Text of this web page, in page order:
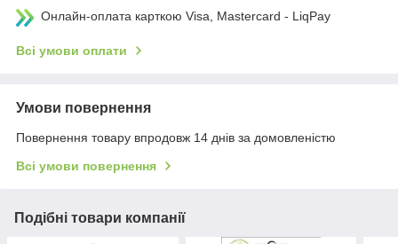
Онлайн-оплата карткою Visa, Mastercard - LiqPay
Всі умови оплати
Умови повернення
Повернення товару впродовж 14 днів за домовленістю
Всі умови повернення
Подібні товари компанії